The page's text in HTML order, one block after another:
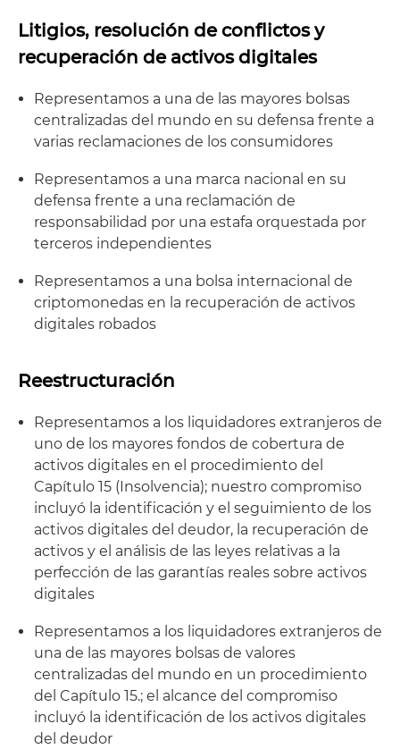
Litigios, resolución de conflictos y
recuperación de activos digitales
Representamos a una de las mayores bolsas
centralizadas del mundo en su defensa frente a
varias reclamaciones de los consumidores
Representamos a una marca nacional en su
defensa frente a una reclamación de
responsabilidad por una estafa orquestada por
terceros independientes
Representamos a una bolsa internacional de
criptomonedas en la recuperación de activos
digitales robados
Reestructuración
Representamos a los liquidadores extranjeros de
uno de los mayores fondos de cobertura de
activos digitales en el procedimiento del
Capítulo 15 (Insolvencia); nuestro compromiso
incluyó la identificación y el seguimiento de los
activos digitales del deudor, la recuperación de
activos y el análisis de las leyes relativas a la
perfección de las garantías reales sobre activos
digitales
Representamos a los liquidadores extranjeros de
una de las mayores bolsas de valores
centralizadas del mundo en un procedimiento
del Capítulo 15.; el alcance del compromiso
incluyó la identificación de los activos digitales
del deudor